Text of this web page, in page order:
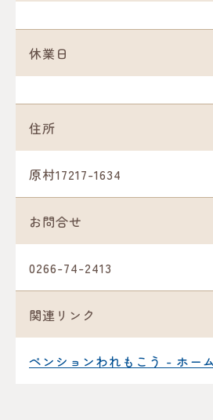
休業日
住所
原村17217-1634
お問合せ
0266-74-2413
関連リンク
ペンションわれもこう - ホー